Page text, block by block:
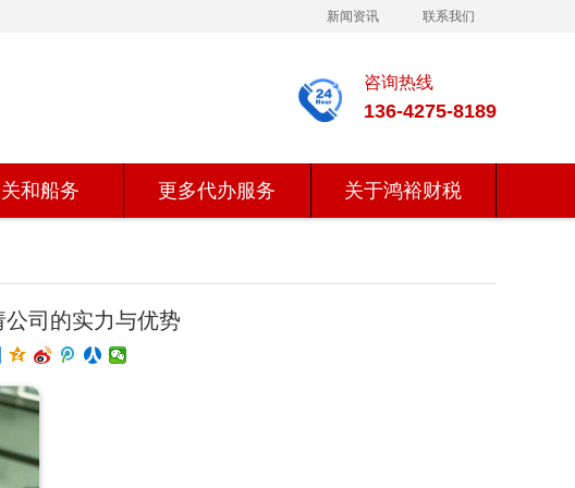
新闻资讯 联系我们
咨询热线
136-4275-8189
和船务 更多代办服务 关于鸿裕财税
司的实力与优势